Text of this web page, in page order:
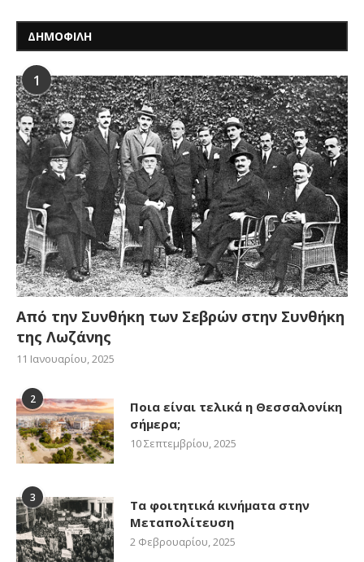
ΔΗΜΟΦΙΛΗ
1
Από την Συνθήκη των Σεβρών στην Συνθήκη
της Λωζάνης
11 Ιανουαρίου, 2025
2
Ποια είναι τελικά η Θεσσαλονίκη
σήμερα;
10 Σεπτεμβρίου, 2025
3
Τα φοιτητικά κινήματα στην
Μεταπολίτευση
2 Φεβρουαρίου, 2025